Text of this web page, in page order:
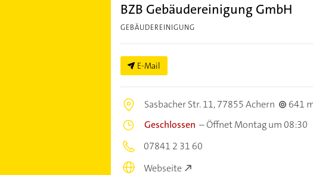
BZB Gebäudereinigung GmbH
GEBÄUDEREINIGUNG
E-Mail
Sasbacher Str. 11,77855 Achern
641
Geschlossen –Öffnet Montag um 08:30
07841 2 31 60
Webseite